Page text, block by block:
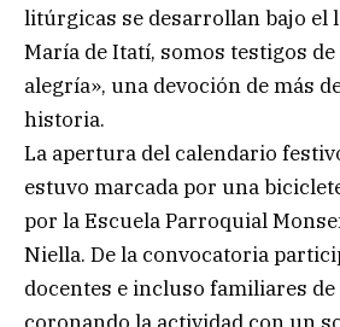
litúrgicas se desarrollan bajo el
María de Itatí, somos testigos
alegría», una devoción de más
historia.
La apertura del calendario
estuvo marcada por una
por la Escuela Parroquial
Niella. De la convocatoria
docentes e incluso familiares